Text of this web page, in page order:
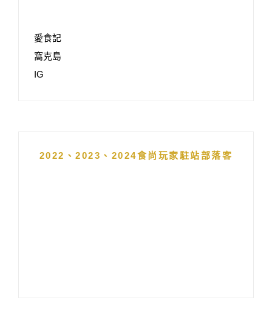
愛食記
窩克島
IG
2022、2023、2024食尚玩家駐站部落客